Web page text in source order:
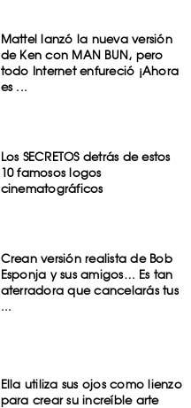
Mattel lanzó la nueva versión
de Ken con MAN BUN, pero
todo Internet enfureció ¡Ahora
es ...
Los SECRETOS detrás de estos
10 famosos logos
cinematográficos
Crean versión realista de Bob
Esponja y sus amigos… Es tan
aterradora que cancelarás tus
...
Ella utiliza sus ojos como lienzo
para crear su increíble arte